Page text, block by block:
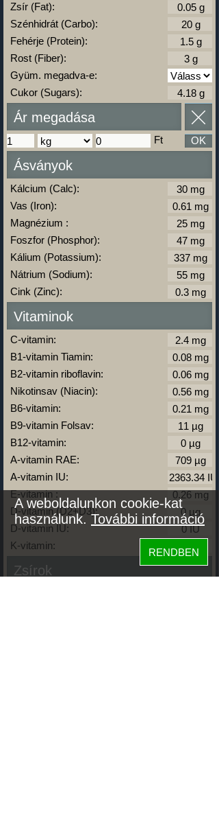
Zsír (Fat):
Szénhidrát (Carbo):
Fehérje (Protein):
Rost (Fiber):
Gyüm. megadva-e:
Cukor (Sugars):
Ár megadása
Ft OK
Ásványok
Kálcium (Calc):
Vas (Iron):
Magnézium :
Foszfor (Phosphor):
Kálium (Potassium):
Nátrium (Sodium):
Cink (Zinc):
Vitaminok
C-vitamin:
B1-vitamin Tiamin:
B2-vitamin riboflavin:
Nikotinsav (Niacin):
B6-vitamin:
B9-vitamin Folsav:
B12-vitamin:
A-vitamin RAE:
A-vitamin IU:
E-vitamin :
D-vitamin (D2+D3):
D-vitamin IU:
K-vitamin:
Zsírok
A weboldalunkon cookie-kat
használunk.További információ
RENDBEN